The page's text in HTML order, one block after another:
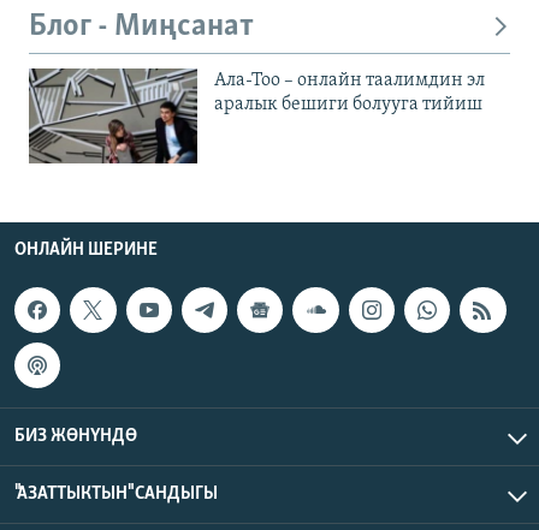
Блог - Миңсанат
Ала-Тоо – онлайн таалимдин эл
аралык бешиги болууга тийиш
ОНЛАЙН ШЕРИНЕ
БИЗ ЖӨНҮНДӨ
"АЗАТТЫКТЫН" САНДЫГЫ